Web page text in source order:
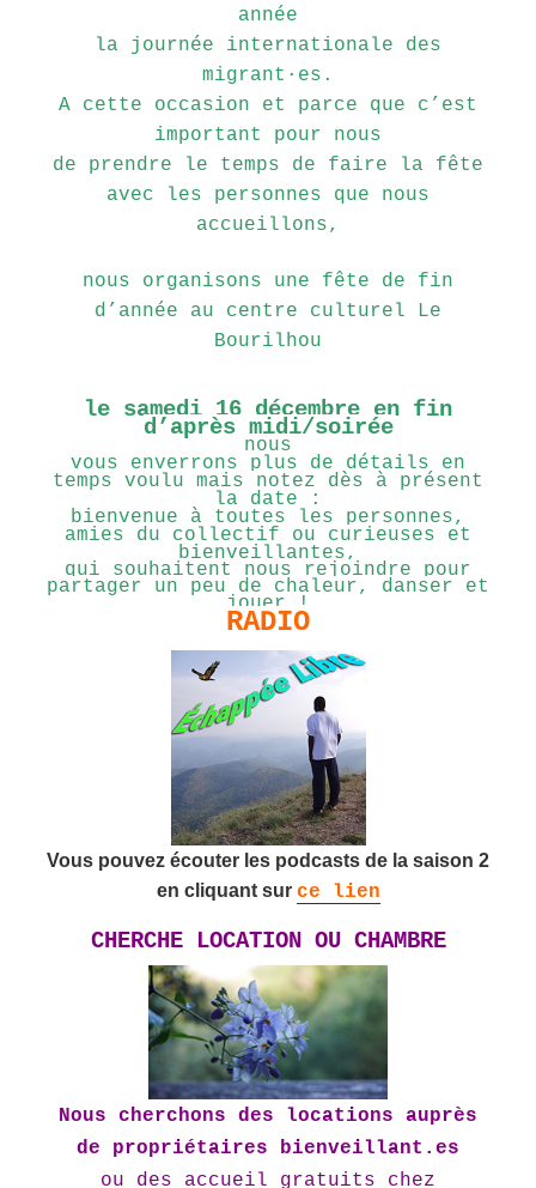
année
la journée internationale des
migrant·es.
A cette occasion et parce que c’est
important pour nous
de prendre le temps de faire la fête
avec les personnes que nous
accueillons,
nous organisons une fête de fin
d’année au centre culturel Le
Bourilhou
le samedi 16 décembre en fin
d’après midi/soirée
nous
vous enverrons plus de détails en
temps voulu mais notez dès à présent
la date :
bienvenue à toutes les personnes,
amies du collectif ou curieuses et
bienveillantes,
qui souhaitent nous rejoindre pour
partager un peu de chaleur, danser et
jouer !
RADIO
Vous pouvez écouter les podcasts de la saison 2
en cliquant sur ce lien
CHERCHE LOCATION OU CHAMBRE
Nous cherchons des locations auprès
de propriétaires bienveillant.es
ou des accueil gratuits chez